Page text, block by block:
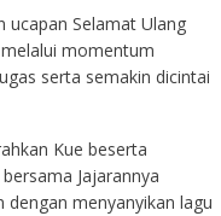
ucapan Selamat Ulang
momentum
serta semakin dicintai
Kue beserta
Jajarannya
menyanyikan lagu